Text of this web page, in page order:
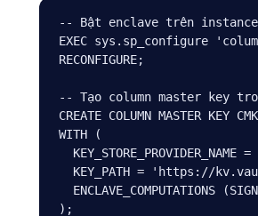
-- Bật enclave trên instance
EXEC sys.sp_configure
RECONFIGURE;
-- Tạo column master key
CREATE COLUMN MASTER KEY
WITH (
KEY_STORE_PROVIDER_NAME =
KEY_PATH = 'https://
ENCLAVE_COMPUTATIONS
);